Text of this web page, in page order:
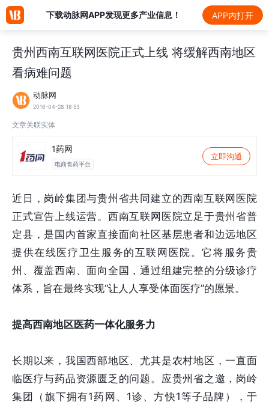
下载动脉网APP发现更多产业信息！ APP内打开
贵州西南互联网医院正式上线 将缓解西南地区
看病难问题
动脉网
2016-04-28 18:53
文章关联实体
1药网
电商售药平台
立即沟通
近日，岗岭集团与贵州省共同建立的西南互联网医院
正式宣告上线运营。西南互联网医院立足于贵州省普
定县，是国内首家直接面向社区基层患者和边远地区
提供在线医疗卫生服务的互联网医院。它将服务贵
州、覆盖西南、面向全国，通过组建完整的分级诊疗
体系，旨在最终实现“让人人享受体面医疗”的愿景。
提高西南地区医药一体化服务力
长期以来，我国西部地区、尤其是农村地区，一直面
临医疗与药品资源匮乏的问题。应贵州省之邀，岗岭
集团（旗下拥有1药网、1诊、方快1等子品牌），于